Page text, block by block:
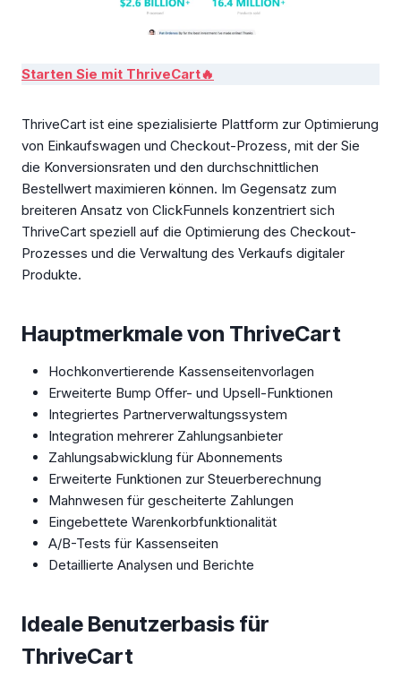
Starten Sie mit ThriveCart🔥
ThriveCart ist eine spezialisierte Plattform zur Optimierung
von Einkaufswagen und Checkout-Prozess, mit der Sie
die Konversionsraten und den durchschnittlichen
Bestellwert maximieren können. Im Gegensatz zum
breiteren Ansatz von ClickFunnels konzentriert sich
ThriveCart speziell auf die Optimierung des Checkout-
Prozesses und die Verwaltung des Verkaufs digitaler
Produkte.
Hauptmerkmale von ThriveCart
Hochkonvertierende Kassenseitenvorlagen
Erweiterte Bump Offer- und Upsell-Funktionen
Integriertes Partnerverwaltungssystem
Integration mehrerer Zahlungsanbieter
Zahlungsabwicklung für Abonnements
Erweiterte Funktionen zur Steuerberechnung
Mahnwesen für gescheiterte Zahlungen
Eingebettete Warenkorbfunktionalität
A/B-Tests für Kassenseiten
Detaillierte Analysen und Berichte
Ideale Benutzerbasis für
ThriveCart